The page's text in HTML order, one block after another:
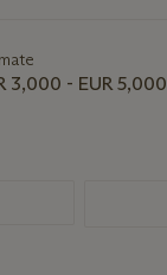
3,000 - EUR 5,000